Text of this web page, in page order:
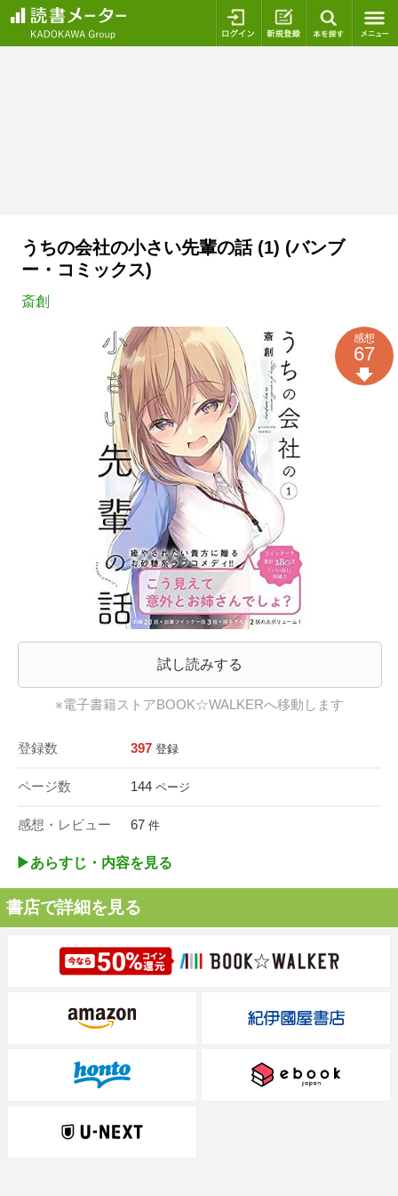
ログイン 新規登録
うちの会社の小さい先輩の話 (1) (バンブ
ー・コミックス)
斎創
試し読みする
※電子書籍ストアBOOK☆WALKERへ移動します
登録数 397 登録
ページ数 144 ページ
感想・レビュー 67 件
感想
67
▶︎あらすじ・内容を見る
書店で詳細を見る